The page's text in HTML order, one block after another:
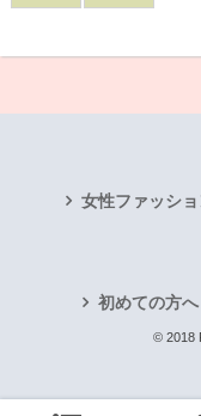
女性ファッシ
初めての方へ
© 2018